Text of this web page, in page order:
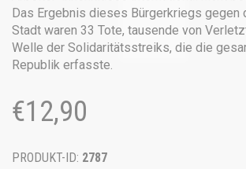
Das Ergebnis dieses Bürgerkriegs gegen
Stadt waren 33 Tote, tausende von
Welle der Solidaritätsstreiks, die die
Republik erfasste.
€12,90
PRODUKT-ID: 2787